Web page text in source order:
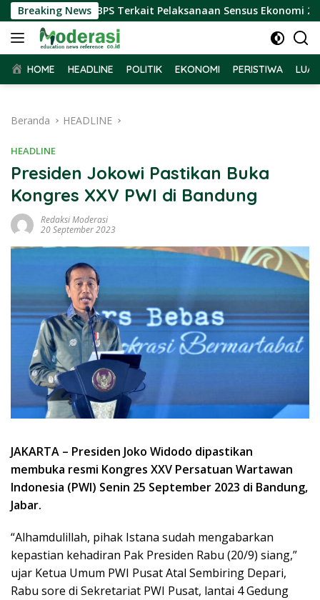
Langsung
ke
konten
Breaking News
Audiensi BPS Terkait Pelaksanaan Sensus Ekonomi 2026
HOME HEADLINE POLITIK EKONOMI PERISTIWA
Beranda HEADLINE
HEADLINE
Presiden Jokowi Pastikan Buka
Kongres XXV PWI di Bandung
Redaksi Moderasi
20 September 2023
JAKARTA – Presiden Joko Widodo dipastikan
membuka resmi Kongres XXV Persatuan Wartawan
Indonesia (PWI) Senin 25 September 2023 di Bandung,
Jabar.
“Alhamdulillah, pihak Istana sudah mengabarkan
kepastian kehadiran Pak Presiden Rabu (20/9) siang,”
ujar Ketua Umum PWI Pusat Atal Sembiring Depari,
Rabu sore di Sekretariat PWI Pusat, lantai 4 Gedung